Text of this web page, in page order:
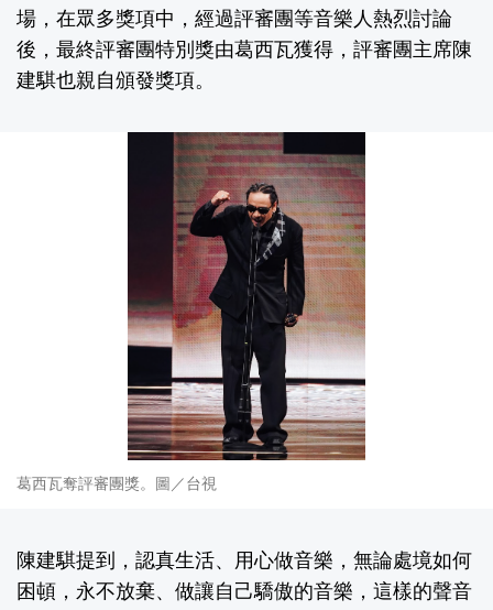
場，在眾多獎項中，經過評審團等音樂人熱烈討論
後，最終評審團特別獎由葛西瓦獲得，評審團主席陳
建騏也親自頒發獎項。
葛西瓦奪評審團獎。圖／台視
陳建騏提到，認真生活、用心做音樂，無論處境如何
困頓，永不放棄、做讓自己驕傲的音樂，這樣的聲音